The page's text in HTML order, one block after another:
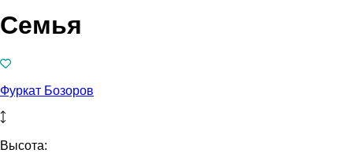
Семья
Фуркат Бозоров
Высота: